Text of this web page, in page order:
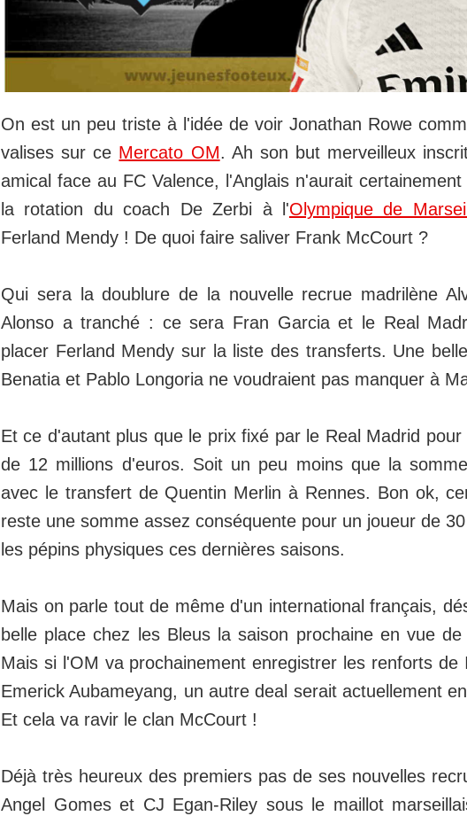
On est un peu triste à l'idée de voir Jonathan Rowe
valises sur ce Mercato OM. Ah son but merveilleux
amical face au FC Valence, l'Anglais n'aurait
la rotation du coach De Zerbi à l'Olympique de
Ferland Mendy ! De quoi faire saliver Frank McCourt ?
Qui sera la doublure de la nouvelle recrue madrilène
Alonso a tranché : ce sera Fran Garcia et le Real
placer Ferland Mendy sur la liste des transferts. Une
Benatia et Pablo Longoria ne voudraient pas manquer à
Et ce d'autant plus que le prix fixé par le Real Madrid
de 12 millions d'euros. Soit un peu moins que la
avec le transfert de Quentin Merlin à Rennes. Bon ok,
reste une somme assez conséquente pour un joueur de
les pépins physiques ces dernières saisons.
Mais on parle tout de même d'un international français,
belle place chez les Bleus la saison prochaine en vue
Mais si l'OM va prochainement enregistrer les renforts de
Emerick Aubameyang, un autre deal serait actuellement
Et cela va ravir le clan McCourt !
Déjà très heureux des premiers pas de ses nouvelles
Angel Gomes et CJ Egan-Riley sous le maillot